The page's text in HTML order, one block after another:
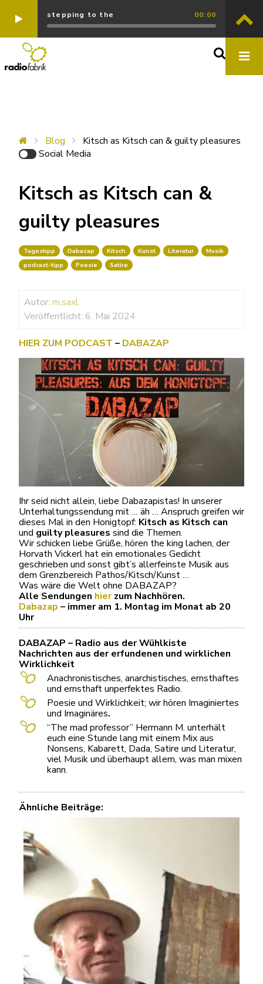
stepping to the 00:00
Blog
Kitsch as Kitsch can & guilty pleasures
Social Media
Kitsch as Kitsch can &
guilty pleasures
Tagestipp Dabazap Kitsch Kunst Literatur
Musik
podcast-tipp
Poesie Satire
Autor: m.saxl
Veröffentlicht: 6. Mai 2024
HIER ZUM PODCAST – DABAZAP
Ihr seid nicht allein, liebe Dabazapistas! In unserer
Unterhaltungssendung mit … äh … Anspruch greifen wir
dieses Mal in den Honigtopf: Kitsch as Kitsch can
und guilty pleasures sind die Themen.
Wir schicken liebe Grüße, hören the king lachen, der
Horvath Vickerl hat ein emotionales Gedicht
geschrieben und sonst gibt’s allerfeinste Musik aus
dem Grenzbereich Pathos/Kitsch/Kunst …
Was wäre die Welt ohne DABAZAP?
Alle Sendungen hierzum Nachhören.
Dabazap – immer am 1. Montag im Monat ab 20
Uhr
DABAZAP – Radio aus der Wühlkiste
Nachrichten aus der erfundenen und wirklichen
Wirklichkeit
Anachronistisches, anarchistisches, ernsthaftes
und ernsthaft unperfektes Radio.
Poesie und Wirklichkeit; wir hören Imaginiertes
und Imaginäres.
“The mad professor” Hermann M. unterhält
euch eine Stunde lang mit einem Mix aus
Nonsens, Kabarett, Dada, Satire und Literatur,
viel Musik und überhaupt allem, was man mixen
kann.
Ähnliche Beiträge: